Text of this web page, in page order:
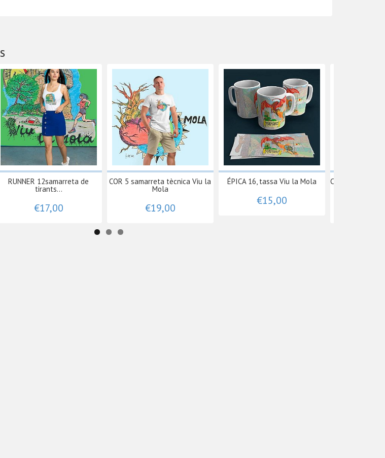
RUNNER 12samarreta de
tirants...
€17,00
COR 5 samarreta tècnica Viu la
Mola
€19,00
ÉPICA 16, tassa Viu la Mola
€15,00
Cor 5 samarreta